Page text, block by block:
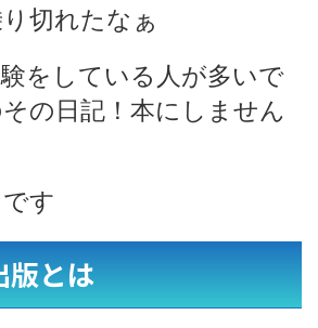
切れたなぁ
をしている人が多いで
の日記！本にしません
す
版とは